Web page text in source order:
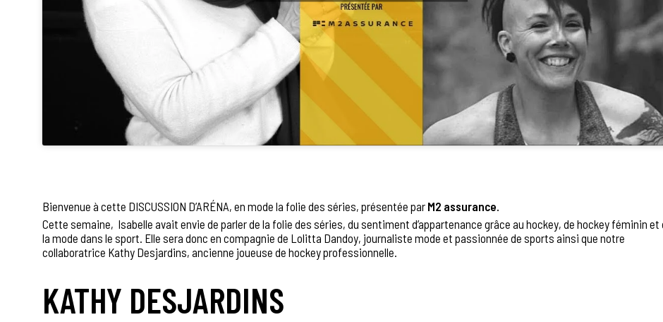
Bienvenue à cette DISCUSSION D’ARÉNA, en mode la folie des séries, présentée par M2 assurance.
Cette semaine, Isabelle avait envie de parler de la folie des séries, du sentiment d’appartenance grâce au hockey, de hockey féminin et
la mode dans le sport. Elle sera donc en compagnie de Lolitta Dandoy, journaliste mode et passionnée de sports ainsi que notre
collaboratrice Kathy Desjardins, ancienne joueuse de hockey professionnelle.
KATHY DESJARDINS